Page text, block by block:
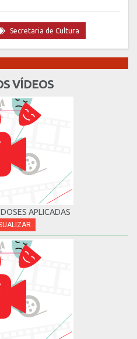
Secretaria de Cultura
VÍDEOS
APLICADAS